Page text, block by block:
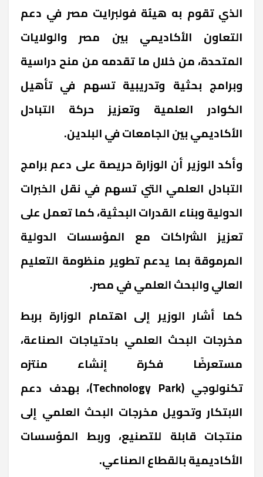
الذي تقوم به هيئة فولبرايت مصر في دعم
التعاون الأكاديمي بين مصر والولايات
المتحدة، من خلال ما تقدمه من منح دراسية
وبرامج بحثية وتدريبية تسهم في تأهيل
الكوادر العلمية وتعزيز حركة التبادل
الأكاديمي بين الجامعات في البلدين.
وأكد الوزير أن الوزارة حريصة على دعم برامج
التبادل العلمي التي تسهم في نقل الخبرات
الدولية وبناء القدرات البحثية، كما تعمل على
تعزيز الشراكات مع المؤسسات الدولية
المرموقة بما يدعم تطوير منظومة التعليم
العالي والبحث العلمي في مصر.
كما أشار الوزير إلى اهتمام الوزارة بربط
مخرجات البحث العلمي باحتياجات الصناعة،
مستعرضًا فكرة إنشاء منتزه
تكنولوجي (Technology Park)
، بهدف دعم
الابتكار وتحويل مخرجات البحث العلمي إلى
منتجات قابلة للتصنيع، وربط المؤسسات
الأكاديمية بالقطاع الصناعي.